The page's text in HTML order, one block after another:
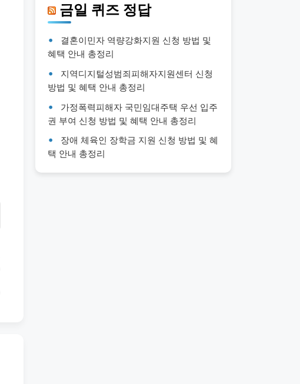
금일 퀴즈 정답
결혼이민자 역량강화지원 신청 방법 및
혜택 안내 총정리
지역디지털성범죄피해자지원센터 신청
방법 및 혜택 안내 총정리
가정폭력피해자 국민임대주택 우선 입주
권 부여 신청 방법 및 혜택 안내 총정리
장애 체육인 장학금 지원 신청 방법 및 혜
택 안내 총정리